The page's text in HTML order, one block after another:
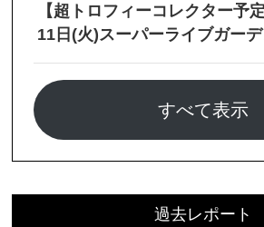
【超トロフィーコレクター予
11日(火)スーパーライブガー
すべて表示
過去レポート